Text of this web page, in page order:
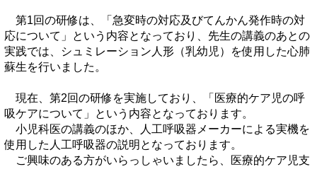
第1回の研修は、「急変時の対応及びてんかん発作時の対
応について」という内容となっており、先生の講義のあとの
実践では、シュミレーション人形（乳幼児）を使用した心肺
蘇生を行いました。
現在、第2回の研修を実施しており、「医療的ケア児の呼
吸ケアについて」という内容となっております。
小児科医の講義のほか、人工呼吸器メーカーによる実機を
使用した人工呼吸器の説明となっております。
ご興味のある方がいらっしゃいましたら、医療的ケア児支